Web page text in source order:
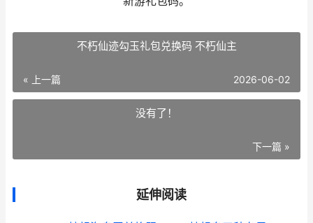
不朽仙迹勾玉礼包兑换码 不朽仙主
« 上一篇 2026-06-02
没有了！
下一篇 »
延伸阅读